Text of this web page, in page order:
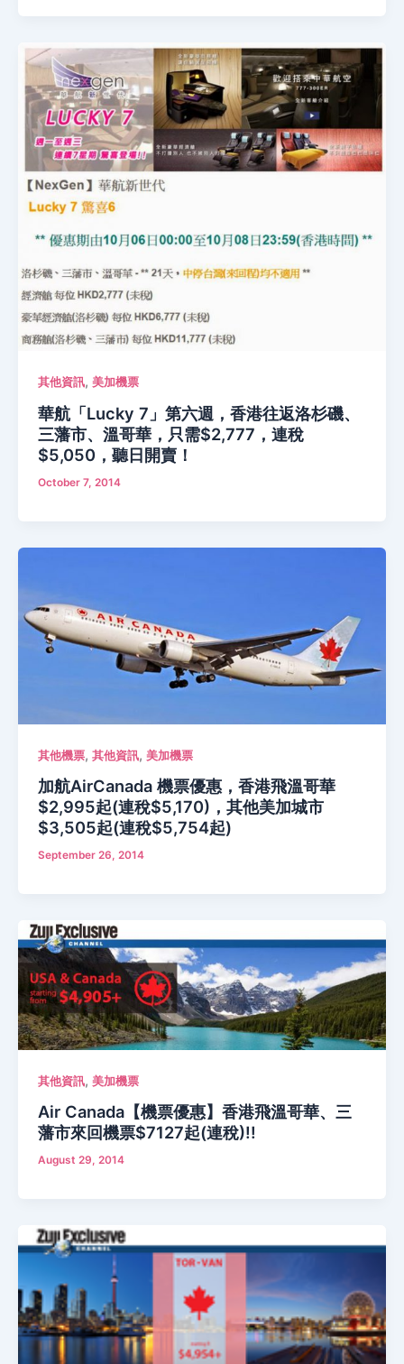
其他資訊, 美加機票
華航「Lucky 7」第六週，香港往返洛杉磯、
三藩市、溫哥華，只需$2,777，連稅
$5,050，聽日開賣！
October 7, 2014
其他機票, 其他資訊, 美加機票
加航AirCanada 機票優惠，香港飛溫哥華
$2,995起(連稅$5,170)，其他美加城市
$3,505起(連稅$5,754起)
September 26, 2014
其他資訊, 美加機票
Air Canada【機票優惠】香港飛溫哥華、三
藩市來回機票$7127起(連稅)!!
August 29, 2014